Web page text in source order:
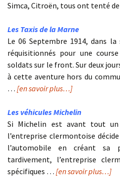
Simca, Citroën, tous ont tenté
Les Taxis de la Marne
Le 06 Septembre 1914, dans
réquisitionnés pour une
soldats sur le front. Sur deux
à cette aventure hors du
… [en savoir plus…]
Les véhicules Michelin
Si Michelin est avant tout un
l’entreprise clermontoise
l’automobile en créant sa
tardivement, l’entreprise
spécifiques … [en savoir plus…]